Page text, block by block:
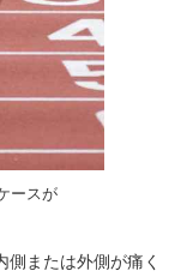
ースが
または外側が痛く